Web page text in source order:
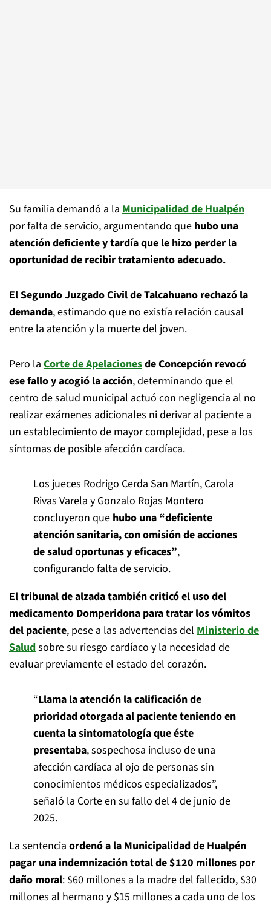
Su familia demandó a la Municipalidad de Hualpén
por falta de servicio, argumentando que hubo una
atención deficiente y tardía que le hizo perder la
oportunidad de recibir tratamiento adecuado.
El Segundo Juzgado Civil de Talcahuano rechazó la
demanda, estimando que no existía relación causal
entre la atención y la muerte del joven.
Pero la Corte de Apelacionesde Concepción revocó
ese fallo y acogió la acción, determinando que el
centro de salud municipal actuó con negligencia al no
realizar exámenes adicionales ni derivar al paciente a
un establecimiento de mayor complejidad, pese a los
síntomas de posible afección cardíaca.
Los jueces Rodrigo Cerda San Martín, Carola
Rivas Varela y Gonzalo Rojas Montero
concluyeron que hubo una “deficiente
atención sanitaria, con omisión de acciones
de salud oportunas y eficaces”,
configurando falta de servicio.
El tribunal de alzada también criticó el uso del
medicamento Domperidona para tratar los vómitos
del paciente, pese a las advertencias del Ministerio de
Saludsobre su riesgo cardíaco y la necesidad de
evaluar previamente el estado del corazón.
“Llama la atención la calificación de
prioridad otorgada al paciente teniendo en
cuenta la sintomatología que éste
presentaba, sospechosa incluso de una
afección cardíaca al ojo de personas sin
conocimientos médicos especializados”,
señaló la Corte en su fallo del 4 de junio de
2025.
La sentencia ordenó a la Municipalidad de Hualpén
pagar una indemnización total de $120 millones por
daño moral: $60 millones a la madre del fallecido, $30
millones al hermano y $15 millones a cada uno de los